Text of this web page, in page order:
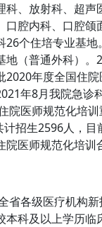
科、放射科、超声
口腔内科、口腔颌
26个住培专业基
地（普通外科）。
2020年度全国住
年8月我院急诊
院医师规范化培
招生2596人，目
院医师规范化培训
省各级医疗机构
本科及以上学历临